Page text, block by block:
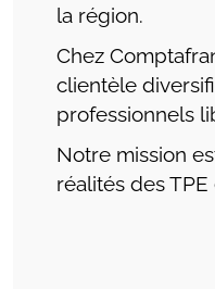
la région.
Chez
clientèle
professionnels
Notre mission
réalités des TPE